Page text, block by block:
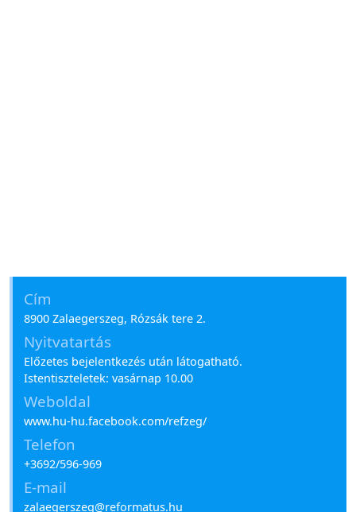
Cím
8900 Zalaegerszeg, Rózsák tere 2.
Nyitvatartás
Előzetes bejelentkezés után látogatható.
Istentiszteletek: vasárnap 10.00
Weboldal
www.hu-hu.facebook.com/refzeg/
Telefon
+3692/596-969
E-mail
zalaegerszeg@reformatus.hu